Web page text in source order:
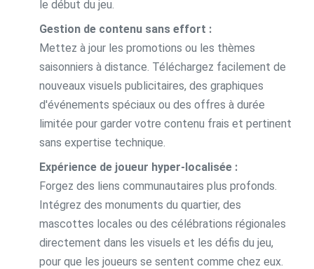
le début du jeu.
Gestion de contenu sans effort :
Mettez à jour les promotions ou les thèmes
saisonniers à distance. Téléchargez facilement de
nouveaux visuels publicitaires, des graphiques
d'événements spéciaux ou des offres à durée
limitée pour garder votre contenu frais et pertinent
sans expertise technique.
Expérience de joueur hyper-localisée :
Forgez des liens communautaires plus profonds.
Intégrez des monuments du quartier, des
mascottes locales ou des célébrations régionales
directement dans les visuels et les défis du jeu,
pour que les joueurs se sentent comme chez eux.